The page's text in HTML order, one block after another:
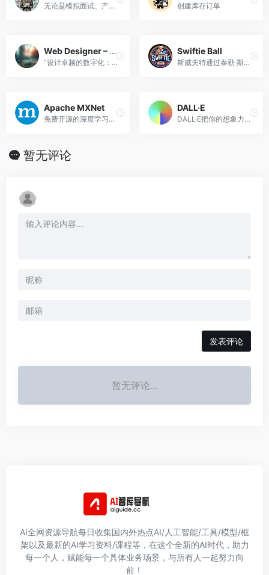
无论是模拟面试、产品分析技巧还是答题技巧，我都可以提供帮助 创建库存订单
Web Designer – Design Mate
“设计卓越的数字化：您的网页设计师 - 设计伙伴” - 我是一名网页设计师，负责帮助您进行网站的视觉设计和布局。
Swiftie Ball
斯威夫特通过泰勒·斯威夫特类比学习足球的指南。
Apache MXNet
免费开源的深度学习框架
DALL·E
DALL·E把你的想象力变成图像
暂无评论
发表评论
暂无评论...
AI全网资源导航每日收集国内外热点AI/人工智能/工具/模型/框
架以及最新的AI学习资料/课程等，在这个全新的AI时代，助力
每一个人，赋能每一个具体业务场景，与所有人一起努力向
前！